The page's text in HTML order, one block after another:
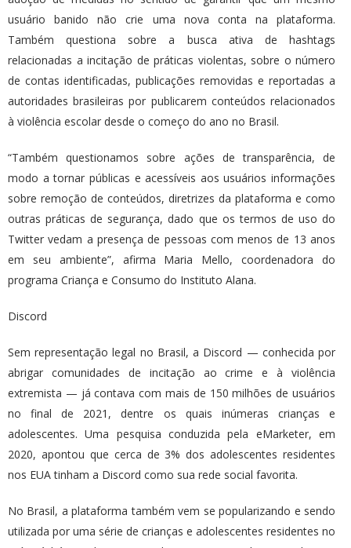
usuário banido não crie uma nova conta na plataforma.
Também questiona sobre a busca ativa de hashtags
relacionadas a incitação de práticas violentas, sobre o número
de contas identificadas, publicações removidas e reportadas a
autoridades brasileiras por publicarem conteúdos relacionados
à violência escolar desde o começo do ano no Brasil.
“Também questionamos sobre ações de transparência, de
modo a tornar públicas e acessíveis aos usuários informações
sobre remoção de conteúdos, diretrizes da plataforma e como
outras práticas de segurança, dado que os termos de uso do
Twitter vedam a presença de pessoas com menos de 13 anos
em seu ambiente”, afirma Maria Mello, coordenadora do
programa Criança e Consumo do Instituto Alana.
Discord
Sem representação legal no Brasil, a Discord — conhecida por
abrigar comunidades de incitação ao crime e à violência
extremista — já contava com mais de 150 milhões de usuários
no final de 2021, dentre os quais inúmeras crianças e
adolescentes. Uma pesquisa conduzida pela eMarketer, em
2020, apontou que cerca de 3% dos adolescentes residentes
nos EUA tinham a Discord como sua rede social favorita.
No Brasil, a plataforma também vem se popularizando e sendo
utilizada por uma série de crianças e adolescentes residentes no